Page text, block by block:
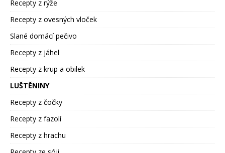
Recepty z rýže
Recepty z ovesných vloček
Slané domácí pečivo
Recepty z jáhel
Recepty z krup a obilek
LUŠTĚNINY
Recepty z čočky
Recepty z fazolí
Recepty z hrachu